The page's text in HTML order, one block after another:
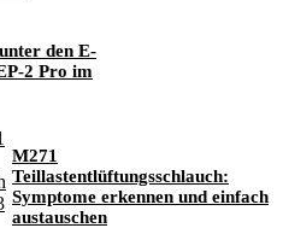
den E-
2 Pro im
M271
Teillastentlüftungsschlauch:
Symptome erkennen und einfach
austauschen